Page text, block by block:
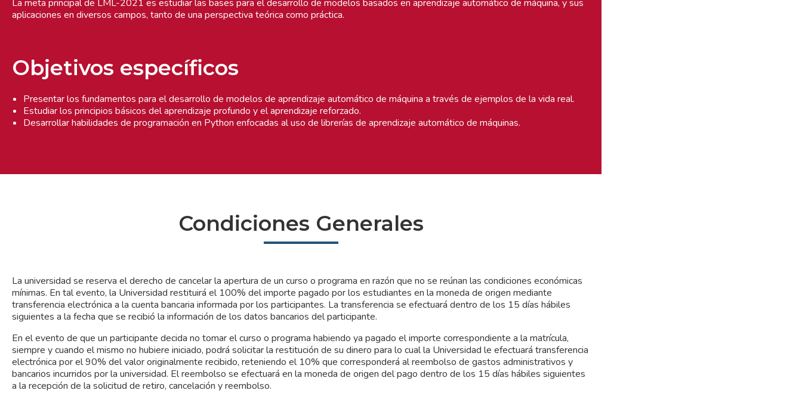
La meta principal de LML-2021 es estudiar las bases para el desarrollo de modelos basados en aprendizaje automático de máquina, y sus
aplicaciones en diversos campos, tanto de una perspectiva teórica como práctica.
Objetivos específicos
Presentar los fundamentos para el desarrollo de modelos de aprendizaje automático de máquina a través de ejemplos de la vida real.
Estudiar los principios básicos del aprendizaje profundo y el aprendizaje reforzado.
Desarrollar habilidades de programación en Python enfocadas al uso de librerías de aprendizaje automático de máquinas.
Condiciones Generales
La universidad se reserva el derecho de cancelar la apertura de un curso o programa en razón que no se reúnan las condiciones económicas
mínimas. En tal evento, la Universidad restituirá el 100% del importe pagado por los estudiantes en la moneda de origen mediante
transferencia electrónica a la cuenta bancaria informada por los participantes. La transferencia se efectuará dentro de los 15 días hábiles
siguientes a la fecha que se recibió la información de los datos bancarios del participante.
En el evento de que un participante decida no tomar el curso o programa habiendo ya pagado el importe correspondiente a la matrícula,
siempre y cuando el mismo no hubiere iniciado, podrá solicitar la restitución de su dinero para lo cual la Universidad le efectuará transferencia
electrónica por el 90% del valor originalmente recibido, reteniendo el 10% que corresponderá al reembolso de gastos administrativos y
bancarios incurridos por la universidad. El reembolso se efectuará en la moneda de origen del pago dentro de los 15 días hábiles siguientes
a la recepción de la solicitud de retiro, cancelación y reembolso.